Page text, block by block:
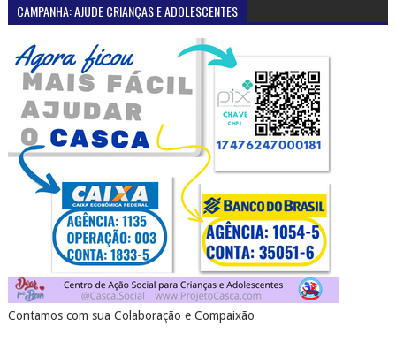
CAMPANHA: AJUDE CRIANÇAS E ADOLESCENTES
Contamos com sua Colaboração e Compaixão